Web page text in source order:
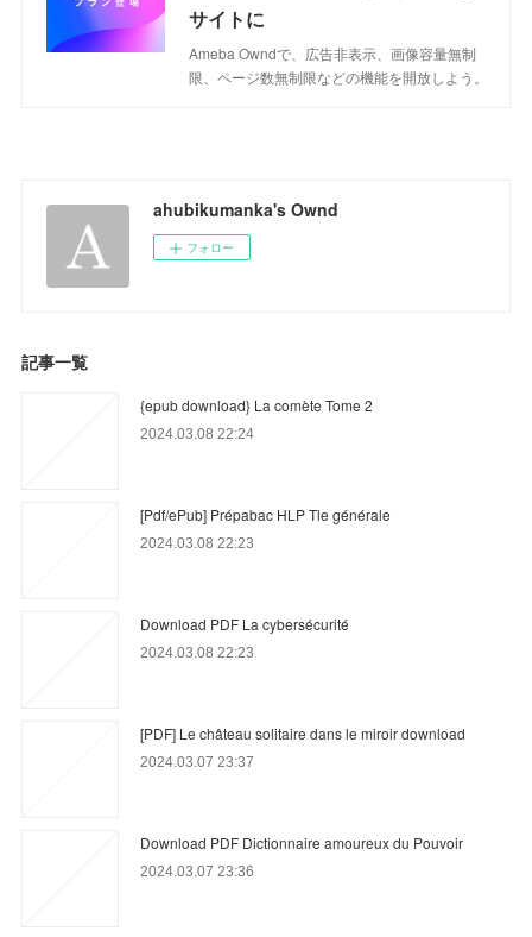
サイトに
Ameba Owndで、広告非表示、画像容量無制
限、ページ数無制限などの機能を開放しよう。
ahubikumanka's Ownd
フォロー
記事一覧
{epub download} La comète Tome 2
2024.03.08 22:24
[Pdf/ePub] Prépabac HLP Tle générale
2024.03.08 22:23
Download PDF La cybersécurité
2024.03.08 22:23
[PDF] Le château solitaire dans le miroir download
2024.03.07 23:37
Download PDF Dictionnaire amoureux du Pouvoir
2024.03.07 23:36